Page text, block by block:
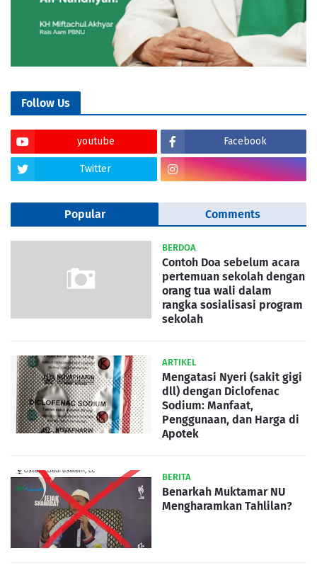
Follow Us
youtube Facebook
Twitter
Popular Comments
BERDOA
Contoh Doa sebelum acara
pertemuan sekolah dengan
orang tua wali dalam
rangka sosialisasi program
sekolah
ARTIKEL
Mengatasi Nyeri (sakit gigi
dll) dengan Diclofenac
Sodium: Manfaat,
Penggunaan, dan Harga di
Apotek
BERITA
Benarkah Muktamar NU
Mengharamkan Tahlilan?